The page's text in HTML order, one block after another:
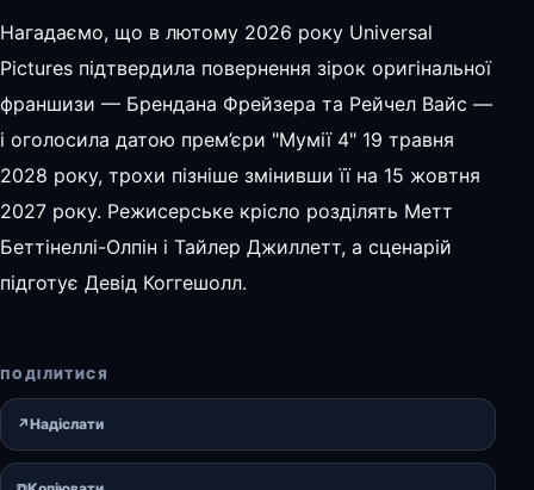
Нагадаємо, що в лютому 2026 року Universal
Pictures підтвердила повернення зірок оригінальної
франшизи — Брендана Фрейзера та Рейчел Вайс —
і оголосила датою прем’єри "Мумії 4" 19 травня
2028 року, трохи пізніше змінивши її на 15 жовтня
2027 року. Режисерське крісло розділять Метт
Беттінеллі-Олпін і Тайлер Джиллетт, а сценарій
підготує Девід Коггешолл.
ПОДІЛИТИСЯ
↗Надіслати